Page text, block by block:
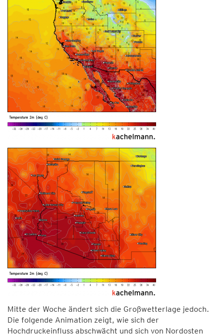
Mitte der Woche ändert sich die Großwetterlage jedoch.
Die folgende Animation zeigt, wie sich der
Hochdruckeinfluss abschwächt und sich von Nordosten